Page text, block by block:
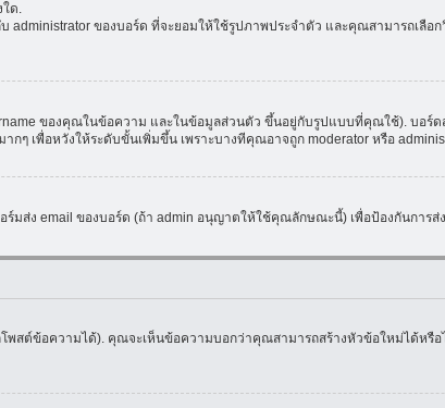
ด.
ของบอร์ด ที่จะยอมให้ใช้รูปภาพประจำตัว และคุณสามารถเลื
ของคุณในข้อความ และในข้อมูลส่วนตัว ขึ้นอยู่กับรูปแบบที่คุณใช้). บอร์
ๆ เพื่อหวังให้ระดับขั้นเพิ่มขึ้น เพราะบางทีคุณอาจถูก moderator หรือ
ส่ง email ของบอร์ด (ถ้า admin อนุญาตให้ใช้คุณลักษณะนี้) เพื่อป้องกันการส่
สต์ข้อความได้). คุณจะเห็นข้อความบอกว่าคุณสามารถสร้างหัวข้อใหม่ได้หรื